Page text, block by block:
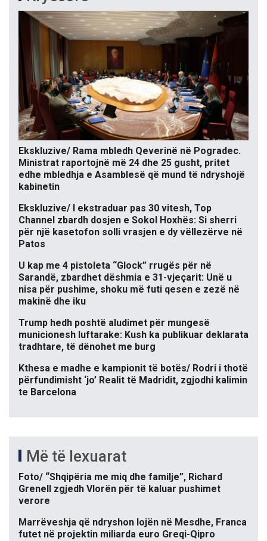
Ekskluzive/ Rama mbledh Qeverinë në Pogradec.
Ministrat raportojnë më 24 dhe 25 gusht, pritet
edhe mbledhja e Asamblesë që mund të ndryshojë
kabinetin
Ekskluzive/ I ekstraduar pas 30 vitesh, Top
Channel zbardh dosjen e Sokol Hoxhës: Si sherri
për një kasetofon solli vrasjen e dy vëllezërve në
Patos
U kap me 4 pistoleta “Glock” rrugës për në
Sarandë, zbardhet dëshmia e 31-vjeçarit: Unë u
nisa për pushime, shoku më futi qesen e zezë në
makinë dhe iku
Trump hedh poshtë aludimet për mungesë
municionesh luftarake: Kush ka publikuar deklarata
tradhtare, të dënohet me burg
Kthesa e madhe e kampionit të botës/ Rodri i thotë
përfundimisht ‘jo’ Realit të Madridit, zgjodhi kalimin
te Barcelona
Më të lexuarat
Foto/ “Shqipëria me miq dhe familje”, Richard
Grenell zgjedh Vlorën për të kaluar pushimet
verore
Marrëveshja që ndryshon lojën në Mesdhe, Franca
futet në projektin miliarda euro Greqi-Qipro